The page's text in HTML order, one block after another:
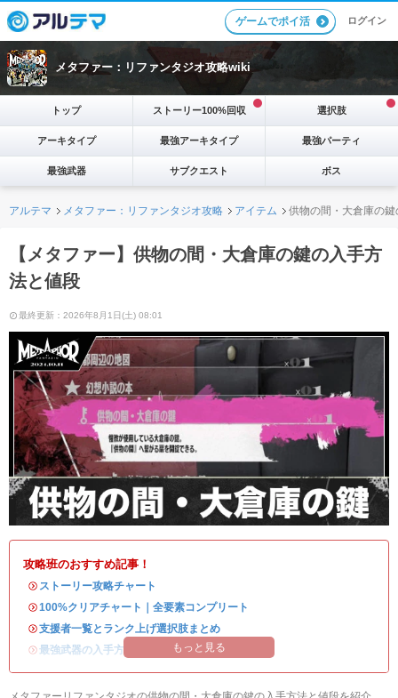
ゲームでポイ活 ログイン
メタファー：リファンタジオ攻略wiki
トップ ストーリー100%回収 選択肢
アーキタイプ 最強アーキタイプ 最強パーティ
最強武器 サブクエスト ボス
アルテマ メタファー：リファンタジオ攻略 アイテム 供物の間・大倉庫の
【メタファー】供物の間・大倉庫の鍵の入手方
法と値段
最終更新：2026年8月1日(土) 08:01
攻略班のおすすめ記事！
・ ストーリー攻略チャート
・100%クリアチャート｜全要素コンプリート
・支援者一覧とランク上げ選択肢まとめ
・最強武器の入手方法 もっと見る